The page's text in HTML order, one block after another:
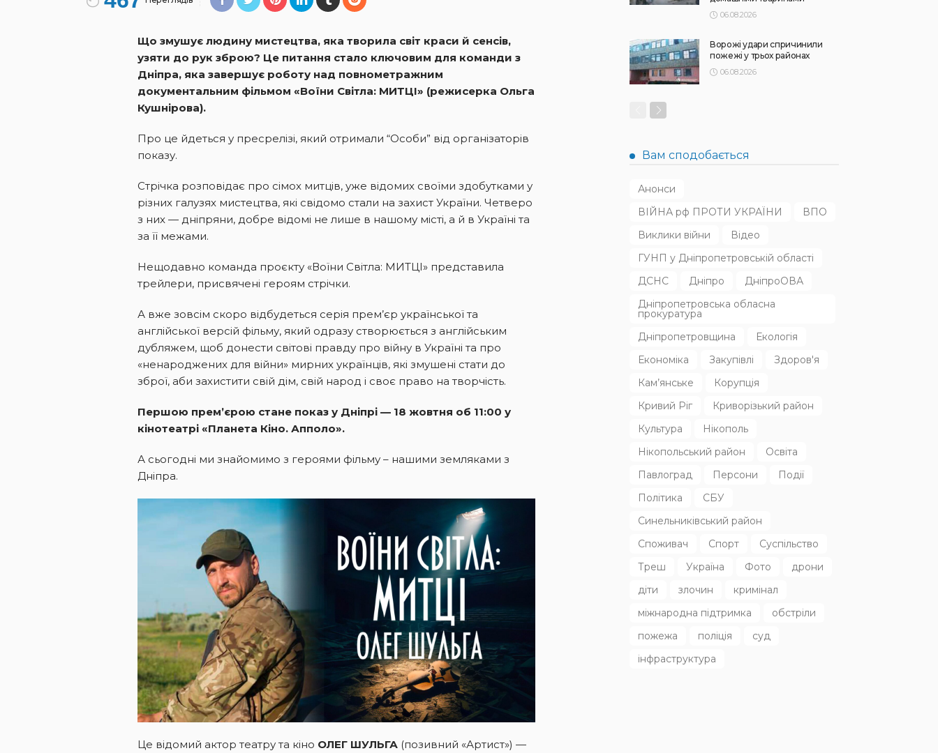
Що змушує людину мистецтва, яка творила світ краси й сенсів,
узяти до рук зброю? Це питання стало ключовим для команди з
Дніпра, яка завершує роботу над повнометражним
документальним фільмом «Воїни Світла: МИТЦІ» (режисерка Ольга
Кушнірова).
Про це йдеться у пресрелізі, який отримали “Особи” від організаторів
показу.
Стрічка розповідає про сімох митців, уже відомих своїми здобутками у
різних галузях мистецтва, які свідомо стали на захист України. Четверо
з них — дніпряни, добре відомі не лише в нашому місті, а й в Україні та
за її межами.
Нещодавно команда проєкту «Воїни Світла: МИТЦІ» представила
трейлери, присвячені героям стрічки.
А вже зовсім скоро відбудеться серія прем’єр української та
англійської версій фільму, який одразу створюється з англійським
дубляжем, щоб донести світові правду про війну в Україні та про
«ненароджених для війни» мирних українців, які змушені стати до
зброї, аби захистити свій дім, свій народ і своє право на творчість.
Першою прем’єрою стане показ у Дніпрі — 18 жовтня об 11:00 у
кінотеатрі «Планета Кіно. Апполо».
А сьогодні ми знайомимо з героями фільму – нашими земляками з
Дніпра.
Це відомий актор театру та кіно ОЛЕГ ШУЛЬГА (позивний «Артист») —
06.08.2026
Ворожі удари спричинили
пожежі у трьох районах
06.08.2026
Вам сподобається
Анонси
ВІЙНА рф ПРОТИ УКРАЇНИ
ВПО
Виклики війни
Відео
ГУНП у Дніпропетровській області
ДСНС
Дніпро
ДніпроОВА
Дніпропетровська обласна
прокуратура
Дніпропетровщина
Екологія
Економіка
Закупівлі
Здоров'я
Кам’янське
Корупція
Кривий Ріг
Криворізький район
Культура
Нікополь
Нікопольський район
Освіта
Павлоград
Персони
Події
Політика
СБУ
Синельниківський район
Споживач
Спорт
Суспільство
Треш
Україна Фото
дрони
діти
злочин
кримінал
міжнародна підтримка
обстріли
пожежа
поліція
суд
інфраструктура